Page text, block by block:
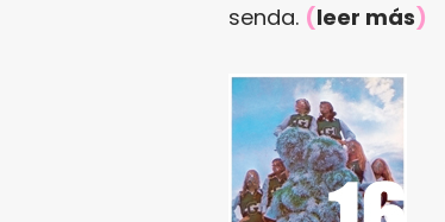
senda. (leer más)